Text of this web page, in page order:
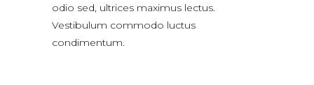
odio sed, ultrices maximus lectus.
Vestibulum commodo luctus
condimentum.